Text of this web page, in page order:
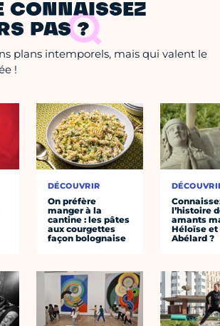
CONNAISSEZ
PAS ?
plans intemporels, mais qui valent le
!
DÉCOUVRIR
On préfère
manger à la
cantine : les pâtes
aux courgettes
façon bolognaise
l’histoire
amants
Héloïse et
Abélard ?